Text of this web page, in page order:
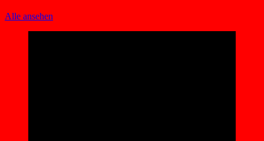
Alle ansehen